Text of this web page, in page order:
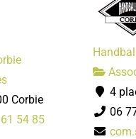
Corbie
54 85
4
06